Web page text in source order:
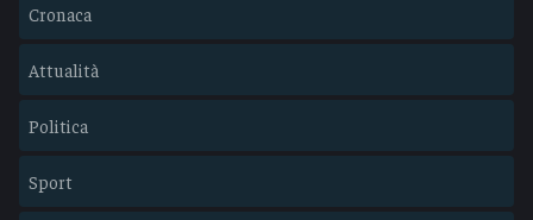
Cronaca
Attualità
Politica
Sport